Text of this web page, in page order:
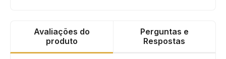
Avaliações do
produto
Perguntas e
Respostas